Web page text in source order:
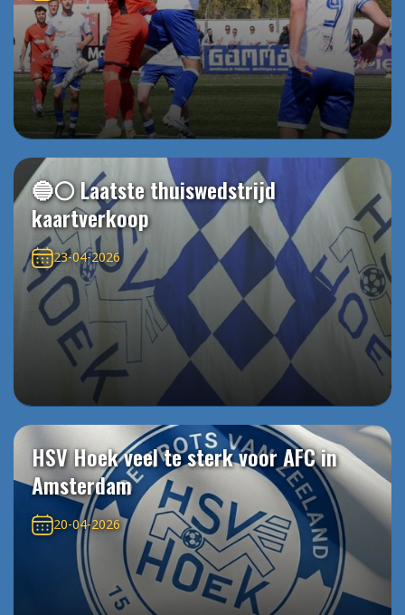
🔵⚪️ Laatste thuiswedstrijd
kaartverkoop
23-04-2026
HSV Hoek veel te sterk voor AFC in
Amsterdam
20-04-2026